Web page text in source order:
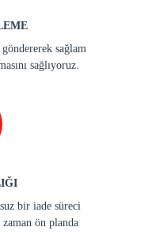
sağlam
sağlıyoruz.
bir iade süreci
ön planda